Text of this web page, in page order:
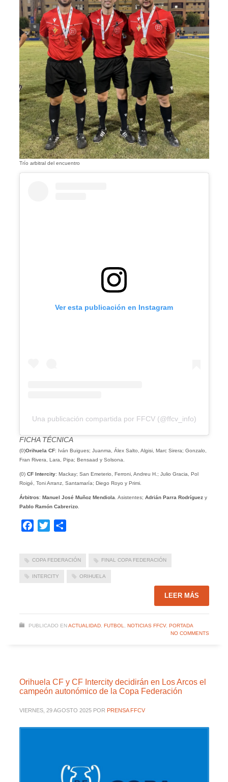
Trío arbitral del encuentro
Ver esta publicación en Instagram
Una publicación compartida por FFCV (@ffcv_info)
FICHA TÉCNICA
(0)Orihuela CF: Iván Buigues; Juanma, Álex Salto, Algisi, Marc Sirera; Gonzalo,
Fran Rivera, Lara, Pipa; Bensaad y Solsona.
(0) CF Intercity: Mackay; San Emeterio, Ferroni, Andreu H.; Julio Gracia, Pol
Roigé, Toni Arranz, Santamaría; Diego Royo y Primi.
Árbitros: Manuel José Muñoz Mendiola. Asistentes; Adrián Parra Rodríguez y
Pablo Ramón Cabrerizo.
Facebook
Twitter
COPA FEDERACIÓN FINAL COPA FEDERACIÓN
INTERCITY ORIHUELA
LEER MÁS
PUBLICADO EN ACTUALIDAD, FUTBOL NOTICIAS FFCV, PORTADA
NO COMMENTS
Orihuela CF y CF Intercity decidirán en Los Arcos el
campeón autonómico de la Copa Federación
VIERNES, 29 AGOSTO 2025 POR PRENSA FFCV